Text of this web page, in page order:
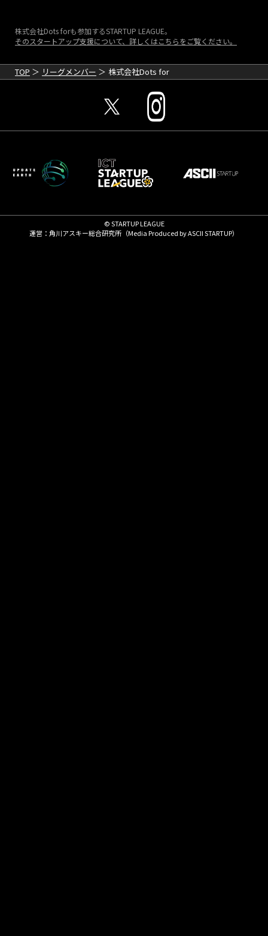
株式会社Dots forも参加するSTARTUP LEAGUE。
そのスタートアップ支援について、詳しくはこちらをご覧ください。
TOP リーグメンバー 株式会社Dots for
© STARTUP LEAGUE
運営：角川アスキー総合研究所（Media Produced byASCII STARTUP）